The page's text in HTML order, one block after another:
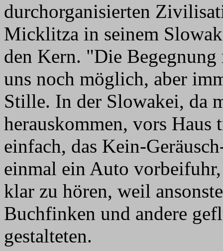
durchorganisierten
Micklitza in seinem
den Kern. "Die
uns noch möglich, aber
Stille. In der Slowakei, da
herauskommen, vors Haus
einfach, das Kein-
einmal ein Auto
klar zu hören, weil
Buchfinken und andere
gestalteten.